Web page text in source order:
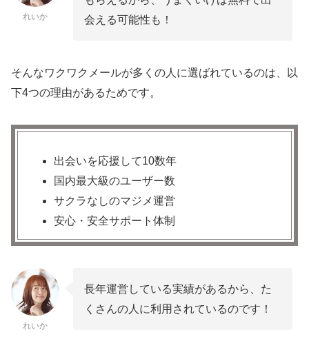
れいか
会える可能性も！
そんなワクワクメールが多くの人に選ばれているのは、以
下4つの理由があるためです。
出会いを応援して10数年
国内最大級のユーザー数
サクラなしのマジメ運営
安心・安全サポート体制
れいか
長年運営している実績があるから、た
くさんの人に利用されているのです！